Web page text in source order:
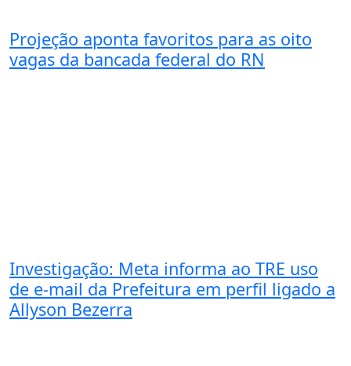
Projeção aponta favoritos para as oito
vagas da bancada federal do RN
Investigação: Meta informa ao TRE uso
de e-mail da Prefeitura em perfil ligado a
Allyson Bezerra